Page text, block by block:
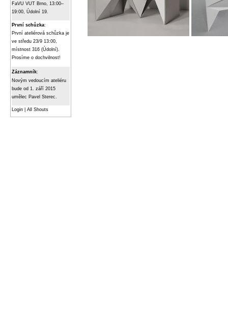
FaVU VUT Brno, 13:00–
19:00, Údolní 19.
První schůzka:
První ateliérová schůzka je
ve středu 23/9 13:00,
místnost 316 (Údolní).
Prosíme o dochvilnost!
Záznamník:
Novým vedoucím ateliéru
bude od 1. září 2015
umělec Pavel Sterec.
Login All Shouts